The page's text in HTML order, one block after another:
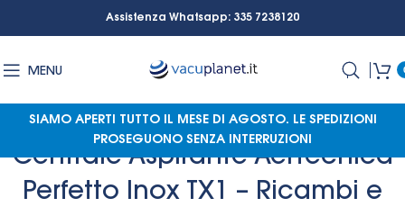
Assistenza Whatsapp: 335 7238120
MENU
SIAMO APERTI TUTTO IL MESE DI AGOSTO. LE SPEDIZIONI
PROSEGUONO SENZA INTERRUZIONI
Centrale Aspirante Aertecnica
Perfetto Inox TX1 – Ricambi e